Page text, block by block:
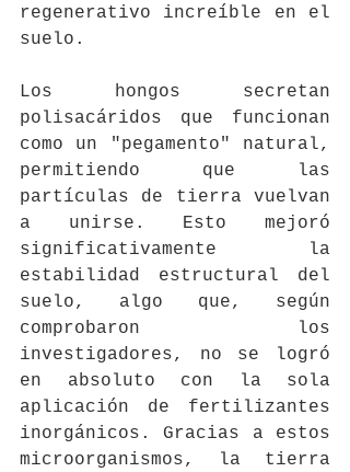
regenerativo increíble en el
suelo.
Los hongos secretan
polisacáridos que funcionan
como un "pegamento" natural,
permitiendo que las
partículas de tierra vuelvan
a unirse. Esto mejoró
significativamente la
estabilidad estructural del
suelo, algo que, según
comprobaron los
investigadores, no se logró
en absoluto con la sola
aplicación de fertilizantes
inorgánicos. Gracias a estos
microorganismos, la tierra